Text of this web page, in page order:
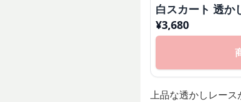
白スカート 透か
¥3,680
上品な透かしレー